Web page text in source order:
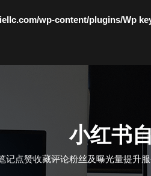
wp-content/plugins/Wp
小红书
点赞收藏评论粉丝及曝光量提升